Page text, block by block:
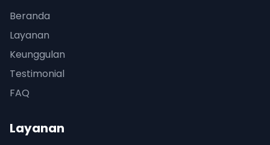
Beranda
Layanan
Keunggulan
Testimonial
FAQ
Layanan